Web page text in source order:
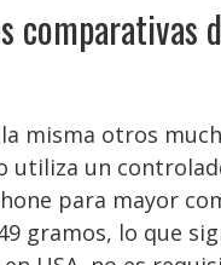
comparativas
misma otros
utiliza un
para mayor
gramos, lo que